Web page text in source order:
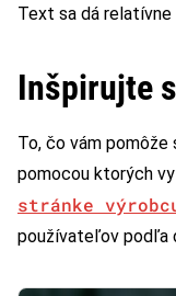
Text sa dá
Inšpirujte
To, čo vám pomôže
pomocou ktorých
stránke
používateľov podľa